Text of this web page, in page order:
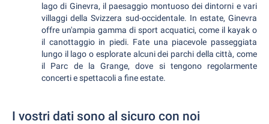
lago di Ginevra, il paesaggio montuoso dei dintorni e vari
villaggi della Svizzera sud-occidentale. In estate, Ginevra
offre un'ampia gamma di sport acquatici, come il kayak o
il canottaggio in piedi. Fate una piacevole passeggiata
lungo il lago o esplorate alcuni dei parchi della città, come
il Parc de la Grange, dove si tengono regolarmente
concerti e spettacoli a fine estate.
I vostri dati sono al sicuro con noi